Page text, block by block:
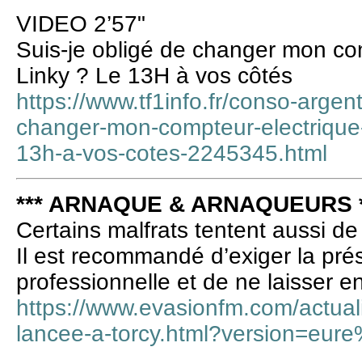
VIDEO 2’57"
Suis-je obligé de changer mon
Linky ? Le 13H à vos côtés
https://www.tf1info.fr/conso-
changer-mon-compteur-
13h-a-vos-cotes-2245345.html
*** ARNAQUE & ARNAQUEURS
Certains malfrats tentent aussi
Il est recommandé d’exiger la
professionnelle et de ne laisser
https://www.evasionfm.com/
lancee-a-